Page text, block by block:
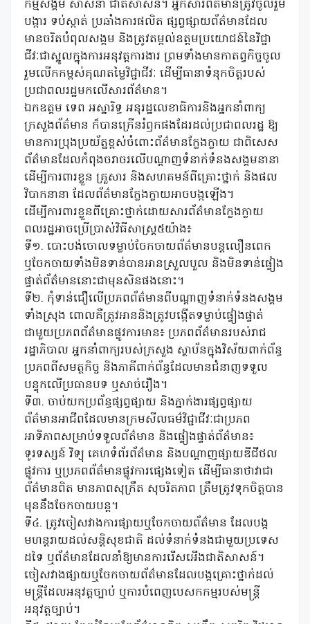
កម្មសង្គម សាសនា ជាតិសាសន៍។ អ្នកសារព័ត៌មានត្រូវចូលរួម
បង្ការ ទប់ស្កាត់ ប្រឆាំងការផលិត ផ្សព្វផ្សាយព័ត៌មានដែល
មានចរិតបំពុលសង្គម និងត្រូវតម្កល់ឧត្តមប្រយោជន៍នៃវិជ្ជា
ជីវៈជាស្នូលក្នុងការអនុវត្តការងារ ព្រមទាំងមានកាតព្វកិច្ចចូល
រួមលើកកម្ពស់គុណតម្លៃវិជ្ជាជីវៈ ដើម្បីធានាទំនុកចិត្តរបស់
ប្រជាពលរដ្ឋមកលើសារព័ត៌មាន។
ឯកឧត្តម ទេព អស្នារិទ្ធ អនុរដ្ឋលេខាធិការនិងអ្នកនាំពាក្យ
ក្រសួងព័ត៌មាន ក៏បានក្រើនរំឭកផងដែរដល់ប្រជាពលរដ្ឋ ឱ្យ
មានការប្រុងប្រយ័ត្នខ្ពស់ចំពោះព័ត៌មានក្លែងក្លាយ ជាពិសេស
ព័ត៌មានដែលកំពុងចរាចរលើបណ្តាញទំនាក់ទំនងសង្គមនានា
ដើម្បីការពារខ្លួន គ្រួសារ និងសហគមន៍ពីគ្រោះថ្នាក់ និងផល
វិបាកនានា ដែលព័ត៌មានក្លែងក្លាយអាចបង្កឡើង។
ដើម្បីការពារខ្លួនពីគ្រោះថ្នាក់ដោយសារព័ត៌មានក្លែងក្លាយ
ពលរដ្ឋអាចប្រើប្រាស់វិធីសាស្ត្រ៥យ៉ាង៖
ទី១. បោះបង់ចោលទម្លាប់ចែកចាយព័ត៌មានបន្តលឿនពេក
ឬចែកចាយទាំងមិនទាន់បានអានស្រួលបួល និងមិនទាន់ផ្ទៀង
ផ្ទាត់ព័ត៌មាននោះជាមុនសិនផងនោះ។
ទី២. កុំទាន់ជឿលើប្រភពព័ត៌មានពីបណ្តាញទំនាក់ទំនងសង្គម
ទាំងស្រុង ពោលគឺត្រូវអាននិងត្រូវបង្កើតទម្លាប់ផ្ទៀងផ្ទាត់
ជាមួយប្រភពព័ត៌មានផ្លូវការមាន៖ ប្រភពព័ត៌មានរបស់រាជ
រដ្ឋាភិបាល អ្នកនាំពាក្យរបស់ក្រសួង ស្ថាប័នក្នុងវិស័យពាក់ព័ន្ធ
ប្រភពពីសមត្ថកិច្ច និងភាគីពាក់ព័ន្ធដែលមានជំនាញទទួល
បន្ទុកលើប្រធានបទ ឬសាច់រឿង។
ទី៣. ចាប់យកប្រព័ន្ធផ្សព្វផ្សាយ និងភ្នាក់ងារផ្សព្វផ្សាយ
ព័ត៌មានអាជីពដែលមានក្រមសីលធម៌វិជ្ជាជីវៈជាប្រភព
អាទិភាពសម្រាប់ទទួលព័ត៌មាន និងផ្ទៀងផ្ទាត់ព័ត៌មាន៖
ទូរទស្សន៍ វិទ្យុ គេហទំព័រព័ត៌មាន និងបណ្តាញផ្សាយឌីជីថល
ផ្លូវការ ឬប្រភពព័ត៌មានផ្លូវការផ្សេងទៀត ដើម្បីធានាថាវាជា
ព័ត៌មានពិត មានភាពសុក្រឹត សុចរិតភាព ត្រឹមត្រូវទុកចិត្តបាន
មុននឹងចែកចាយបន្ត។
ទី៤. ត្រូវចៀសវាងការផ្សាយឬចែកចាយព័ត៌មាន ដែលបង្ក
មហន្តរាយដល់សន្តិសុខជាតិ ដល់ទំនាក់ទំនងជាមួយប្រទេស
ដទៃ ឬព័ត៌មានដែលនាំឱ្យមានការរើសអើងជាតិសាសន៍។
ចៀសវាងផ្សាយឬចែកចាយព័ត៌មានដែលបង្កគ្រោះថ្នាក់ដល់
មន្ត្រីដែលអនុវត្តច្បាប់ ឬការបំពេញបេសកកម្មរបស់មន្ត្រី
អនុវត្តច្បាប់។